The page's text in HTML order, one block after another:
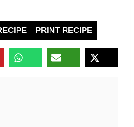
PRINT RECIPE